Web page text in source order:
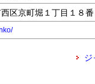
区京町堀１丁目１８
ジ